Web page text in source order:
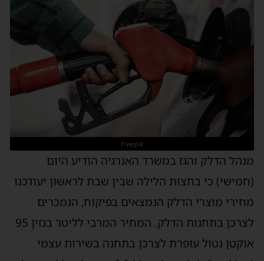
freepik
מנהל הדלק והגז במשרד האנרגיה הודיע היום
(חמישי) כי בחצות הלילה שבין שבת לראשון יעודכנו
מחירי מוצרי הדלק הנמצאים בפיקוח, הנמכרים
לצרכן בתחנות הדלק. המחיר המרבי לליטר בנזין 95
אוקטן נטול עופרת לצרכן בתחנה בשירות עצמי